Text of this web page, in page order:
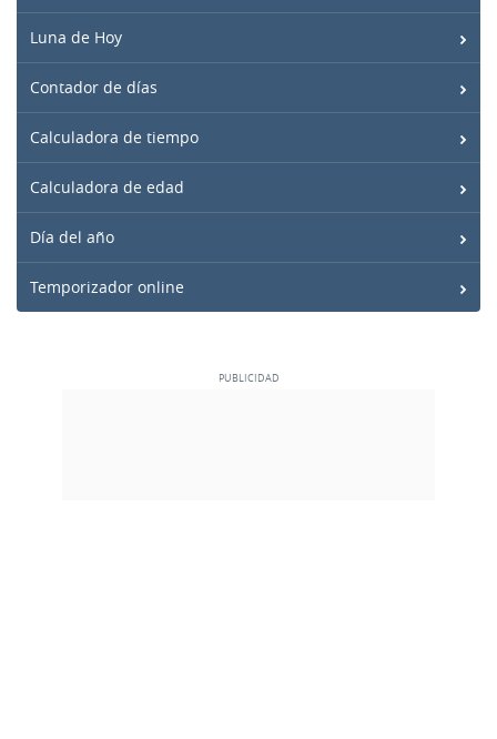
Luna de Hoy
Contador de días
Calculadora de tiempo
Calculadora de edad
Día del año
Temporizador online